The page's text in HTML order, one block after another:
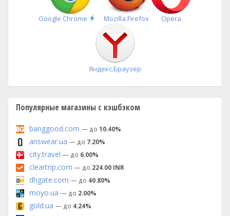
Google Chrome
Быстрая
установка
Mozilla Firefox Opera
Яндекс.Браузер
Популярные магазины с кэшбэком
banggood.com — до 10.40%
answear.ua — до 7.20%
city.travel — до 6.00%
cleartrip.com — до 224.00 INR
dhgate.com — до 40.80%
moyo.ua — до 2.00%
gold.ua — до 4.24%